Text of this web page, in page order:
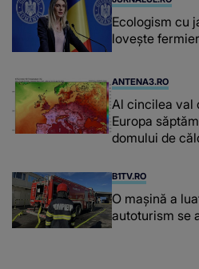
Ecologism cu
lovește
ANTENA3.RO
Al cincilea val
Europa
domului de
B1TV.RO
O maşină a
autoturism se